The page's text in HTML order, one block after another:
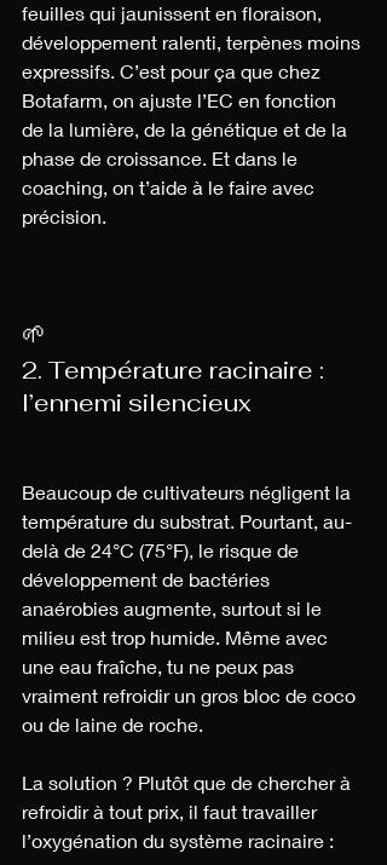
feuilles qui jaunissent en floraison,
développement ralenti, terpènes moins
expressifs. C’est pour ça que chez
Botafarm, on ajuste l’EC en fonction
de la lumière, de la génétique et de la
phase de croissance. Et dans le
coaching, on t’aide à le faire avec
précision.
🌱
2. Température racinaire :
l’ennemi silencieux
Beaucoup de cultivateurs négligent la
température du substrat. Pourtant, au-
delà de 24°C (75°F), le risque de
développement de bactéries
anaérobies augmente, surtout si le
milieu est trop humide. Même avec
une eau fraîche, tu ne peux pas
vraiment refroidir un gros bloc de coco
ou de laine de roche.
La solution ? Plutôt que de chercher à
refroidir à tout prix, il faut travailler
l’oxygénation du système racinaire :